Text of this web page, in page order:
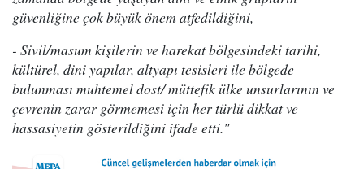
güvenliğine çok büyük önem atfedildiğini,
- Sivil/masum kişilerin ve harekat bölgesindeki tarihi,
kültürel, dini yapılar, altyapı tesisleri ile bölgede
bulunması muhtemel dost/ müttefik ülke unsurlarının ve
çevrenin zarar görmemesi için her türlü dikkat ve
hassasiyetin gösterildiğini ifade etti."